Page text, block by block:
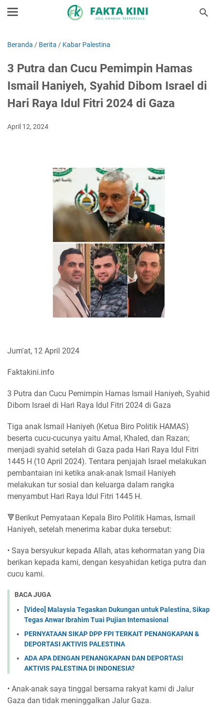
Beranda / Berita / Kabar Palestina
3 Putra dan Cucu Pemimpin Hamas
Ismail Haniyeh, Syahid Dibom Israel di
Hari Raya Idul Fitri 2024 di Gaza
April 12, 2024
Jum'at, 12 April 2024
Faktakini.info
3 Putra dan Cucu Pemimpin Hamas Ismail Haniyeh, Syahid
Dibom Israel di Hari Raya Idul Fitri 2024 di Gaza
Tiga anak Ismail Haniyeh (Ketua Biro Politik HAMAS)
beserta cucu-cucunya yaitu Amal, Khaled, dan Razan;
menjadi syahid setelah di Gaza pada Hari Raya Idul Fitri
1445 H (10 April 2024). Tentara penjajah Israel melakukan
pembantaian ini ketika anak-anak Ismail Haniyeh
melakukan tur sosial dan keluarga dalam rangka
menyambut Hari Raya Idul Fitri 1445 H.
🔻Berikut Pernyataan Kepala Biro Politik Hamas, Ismail
Haniyeh, setelah menerima kabar duka tersebut:
• Saya bersyukur kepada Allah, atas kehormatan yang Dia
berikan kepada kami, dengan kesyahidan ketiga putra dan
cucu kami.
BACA JUGA
[Video] Malaysia Tegaskan Dukungan untuk Palestina, Sikap
Tegas Anwar Ibrahim Tuai Pujian Internasional
PERNYATAAN SIKAP DPP FPI TERKAIT PENANGKAPAN &
DEPORTASI AKTIVIS PALESTINA
ADA APA DENGAN PENANGKAPAN DAN DEPORTASI
AKTIVIS PALESTINA DI INDONESIA?
• Anak-anak saya tinggal bersama rakyat kami di Jalur
Gaza dan tidak meninggalkan Jalur Gaza.